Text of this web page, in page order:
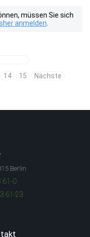
müssen Sie sich
anmelden
14 15 Nächste
Berlin
61-0
61-23